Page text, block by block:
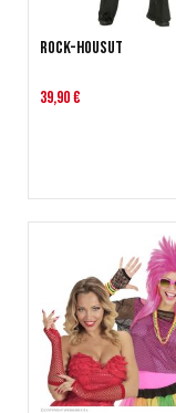
Rock-housut
39,90 €